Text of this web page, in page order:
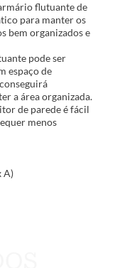
flutuante de
para manter os
bem organizados e
pode ser
espaço de
a área organizada.
de parede é fácil
menos
A)